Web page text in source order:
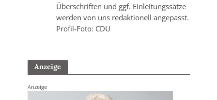
Überschriften und ggf. Einleitungssätze
werden von uns redaktionell angepasst.
Profil-Foto: CDU
Anzeige
Anzeige